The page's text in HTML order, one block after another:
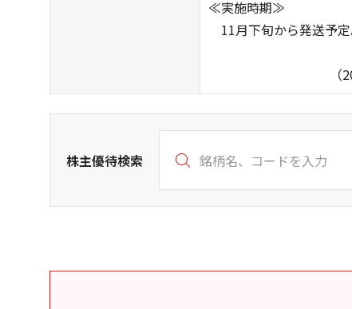
≪実施時期≫
11月下旬から発送予定
（2026年6
株主優待検索